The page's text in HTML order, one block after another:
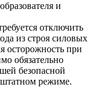
и
отключить
из строя силовых
осторожность при
обязательно
безопасной
штатном режиме.